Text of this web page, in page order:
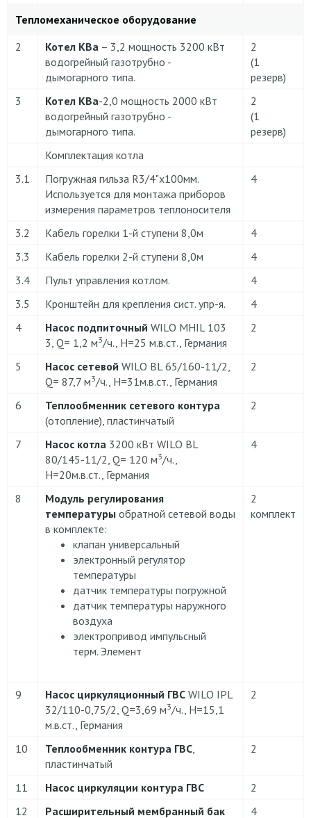
Тепломеханическое оборудование
2
Котел КВа – 3,2 мощность 3200 кВт
водогрейный газотрубно -
дымогарного типа.
2
(1
резерв)
3
Котел КВа-2,0 мощность 2000 кВт
водогрейный газотрубно -
дымогарного типа.
2
(1
резерв)
Комплектация котла
3.1
Погружная гильза R3/4"x100мм.
Используется для монтажа приборов
измерения параметров теплоносителя
4
3.2 Кабель горелки 1-й ступени 8,0м
4
3.3
Кабель горелки 2-й ступени 8,0м
4
3.4
Пульт управления котлом.
4
3.5
Кронштейн для крепления сист. упр-я.
4
4
Насос подпиточный WILO MHIL 103
3, Q= 1,2 м3/ч., H=25 м.в.ст., Германия
2
5 Насос сетевой WILO BL 65/160-11/2,
Q= 87,7 м3/ч., H=31м.в.ст., Германия
2
6
Теплообменник сетевого контура
(отопление), пластинчатый
2
7 Насос котла 3200 кВт WILO BL
80/145-11/2, Q= 120 м3/ч.,
H=20м.в.ст., Германия
4
8
Модуль регулирования
температуры обратной сетевой воды
в комплекте:
клапан универсальный
электронный регулятор
температуры
датчик температуры погружной
датчик температуры наружного
воздуха
электропривод импульсный
терм. Элемент
2
комплект
9 Насос циркуляционный ГВС WILO IPL
32/110-0,75/2, Q=3,69 м3/ч., H=15,1
м.в.ст., Германия
2
10 Теплообменник контура ГВС
пластинчатый
2
11 Насос циркуляции контура ГВС
2
12
Расширительный мембранный бак 4